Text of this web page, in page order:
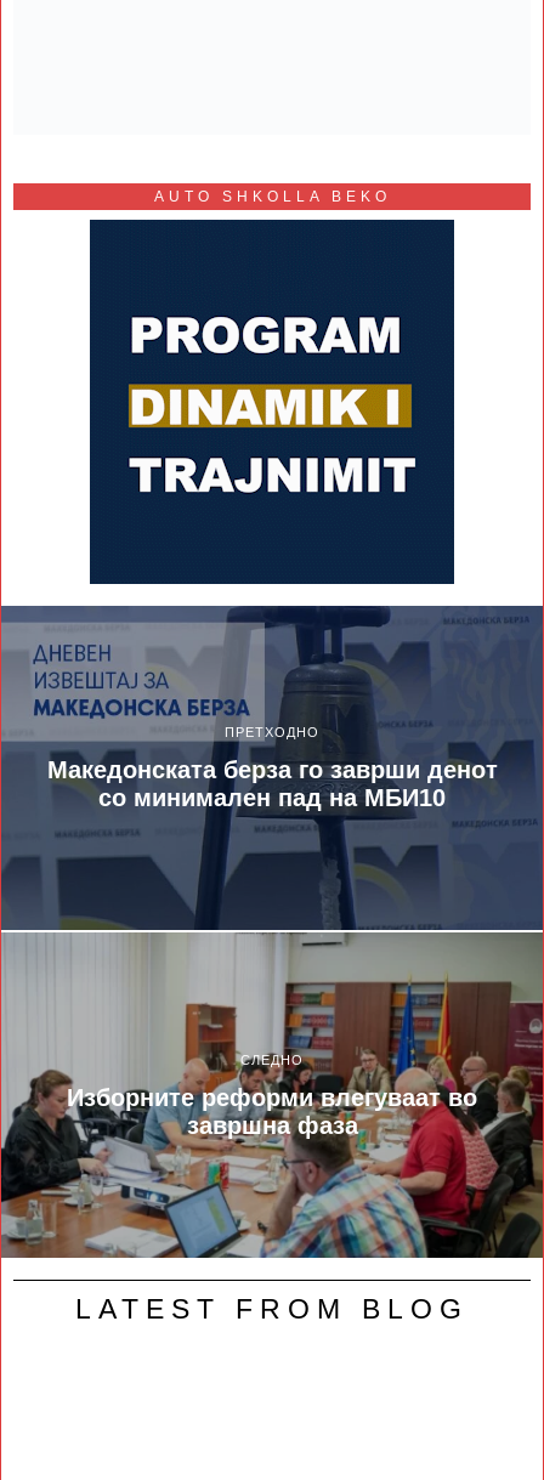
AUTO SHKOLLA BEKO
ПРЕТХОДНО
Македонската берза го заврши денот
со минимален пад на МБИ10
СЛЕДНО
Изборните реформи влегуваат во
завршна фаза
LATEST FROM BLOG